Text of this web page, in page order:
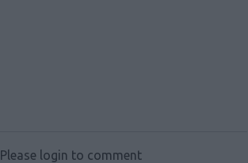
Please login to comment